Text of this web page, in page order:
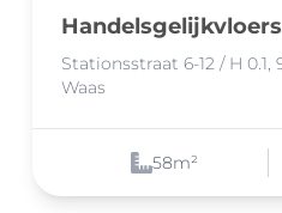
Handelsgelijkvloers
Stationsstraat 6-12 / H 0.1,
Waas
58m²